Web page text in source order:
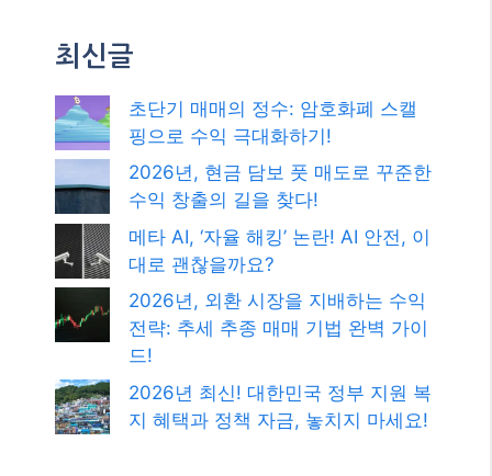
드!
지 혜택과 정책 자금, 놓치지 마세요!
카테고리
카테고리